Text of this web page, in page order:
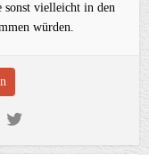
vielleicht in den
würden.